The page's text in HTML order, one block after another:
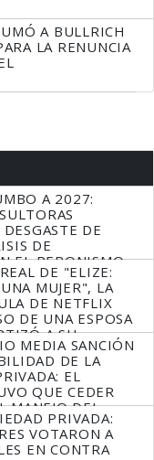
A BULLRICH
LA RENUNCIA
A 2027:
DE
DE
EL PERONISMO
DE "ELIZE:
MUJER", LA
DE NETFLIX
DE UNA ESPOSA
A SU
MEDIA SANCIÓN
DE LA
EL
QUE CEDER
MANEJO DEL
PRIVADA:
VOTARON A
EN CONTRA